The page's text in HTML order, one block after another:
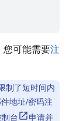
您可能需要注
制了短时间内
地址/密码注
台 申请并